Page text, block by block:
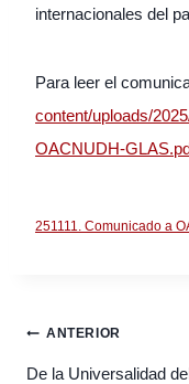
internacionales del
Para leer el
content/uploads/
OACNUDH-
251111. Comunicado a
Navegación
entradas
ANTERIOR
De la Universalidad